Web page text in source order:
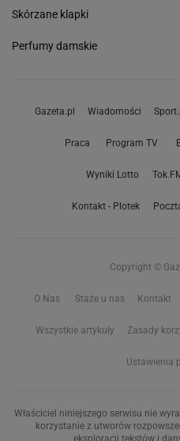
Skórzane klapki
Perfumy damskie
Gazeta.pl Wiadomości
Praca Program TV
Wyniki Lotto
Kontakt - Plotek
Copyright ©
O Nas Staże u nas Kontakt
Wszystkie artykuły Zasady
Ustawienia
Właściciel niniejszego serwisu nie
korzystanie z utworów
eksploracji tekstów i